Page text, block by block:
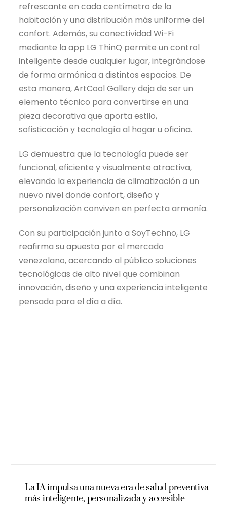
refrescante en cada centímetro de la
habitación y una distribución más uniforme del
confort. Además, su conectividad Wi-Fi
mediante la app LG ThinQ permite un control
inteligente desde cualquier lugar, integrándose
de forma armónica a distintos espacios. De
esta manera, ArtCool Gallery deja de ser un
elemento técnico para convertirse en una
pieza decorativa que aporta estilo,
sofisticación y tecnología al hogar u oficina.
LG demuestra que la tecnología puede ser
funcional, eficiente y visualmente atractiva,
elevando la experiencia de climatización a un
nuevo nivel donde confort, diseño y
personalización conviven en perfecta armonía.
Con su participación junto a SoyTechno, LG
reafirma su apuesta por el mercado
venezolano, acercando al público soluciones
tecnológicas de alto nivel que combinan
innovación, diseño y una experiencia inteligente
pensada para el día a día.
La IA impulsa una nueva era de salud preventiva
más inteligente, personalizada y accesible